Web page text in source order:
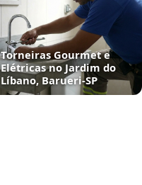
Torneiras Gourmet e
Elétricas no Jardim do
Líbano, Barueri‑SP